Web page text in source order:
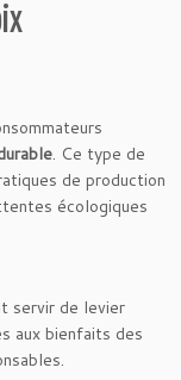
. Ce type de
de production
écologiques
servir de levier
aux bienfaits des